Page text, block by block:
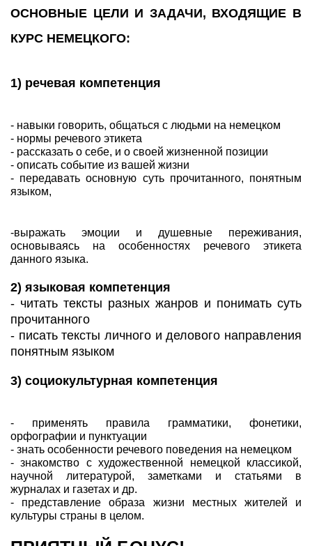
ОСНОВНЫЕ ЦЕЛИ И ЗАДАЧИ, ВХОДЯЩИЕ В
КУРС НЕМЕЦКОГО:
1) речевая компетенция
- навыки говорить, общаться с людьми на немецком
- нормы речевого этикета
- рассказать о себе, и о своей жизненной позиции
- описать событие из вашей жизни
- передавать основную суть прочитанного, понятным
языком,
-выражать эмоции и душевные переживания,
основываясь на особенностях речевого этикета
данного языка.
2) языковая компетенция
- читать тексты разных жанров и понимать суть
прочитанного
- писать тексты личного и делового направления
понятным языком
3) социокультурная компетенция
- применять правила грамматики, фонетики,
орфографии и пунктуации
- знать особенности речевого поведения на немецком
- знакомство с художественной немецкой классикой,
научной литературой, заметками и статьями в
журналах и газетах и др.
- представление образа жизни местных жителей и
культуры страны в целом.